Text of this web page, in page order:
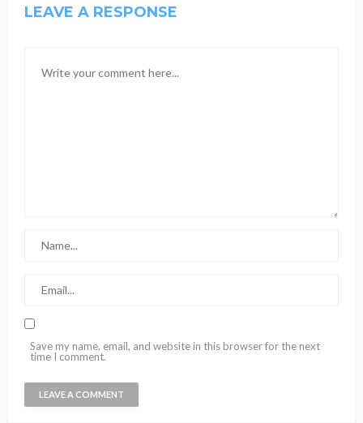
LEAVE A RESPONSE
Save my name, email, and website in this browser for the next
time I comment.